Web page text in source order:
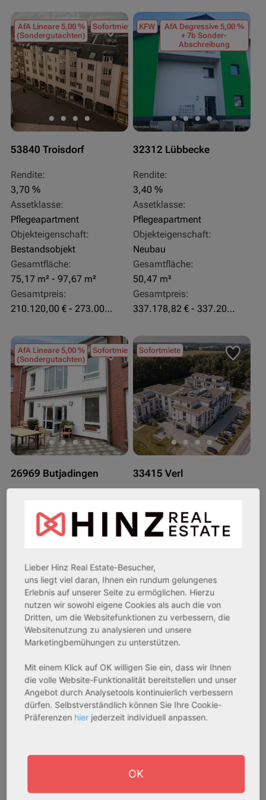
AfA Lineare 5,00 %
(Sondergutachten)
Sofortmiete
53840 Troisdorf
Rendite:
3,70 %
Assetklasse:
Pflegeapartment
Objekteigenschaft:
Bestandsobjekt
Gesamtfläche:
75,17 m² - 97,67 m²
Gesamtpreis:
210.120,00 € - 273.003,24 €
KFW
AfA Degressive 5,00 %
+ 7b Sonder-
Abschreibung
32312 Lübbecke
Rendite:
3,40 %
Assetklasse:
Pflegeapartment
Objekteigenschaft:
Neubau
Gesamtfläche:
50,47 m²
Gesamtpreis:
337.178,82 € - 337.207,06 €
AfA Lineare 5,00 %
(Sondergutachten)
Sofortmiete
26969 Butjadingen
3,60 %
Assetklasse:
Bestandsobjekt
Gesamtfläche:
41,59 m² - 62,15 m²
Gesamtpreis:
233.556,67 € - 349.016,67 €
Sofortmiete
33415 Verl
3,50 %
Assetklasse:
Bestandsobjekt
Gesamtfläche:
50,95 m² - 56,21 m²
Gesamtpreis:
AfA Degressive 5,00 %
27711 Osterholz-Scharmbeck
Sofortmiete
32469 Petershagen
Lieber Hinz Real Estate-Besucher,
uns liegt viel daran, Ihnen ein rundum gelungenes
Erlebnis auf unserer Seite zu ermöglichen. Hierzu
nutzen wir sowohl eigene Cookies als auch die von
Dritten, um die Websitefunktionen zu verbessern, die
Websitenutzung zu analysieren und unsere
Marketingbemühungen zu unterstützen.
Mit einem Klick auf OK willigen Sie ein, dass wir Ihnen
die volle Website-Funktionalität bereitstellen und unser
Angebot durch Analysetools kontinuierlich verbessern
dürfen. Selbstverständlich können Sie Ihre Cookie-
Präferenzen hier jederzeit individuell anpassen.
OK